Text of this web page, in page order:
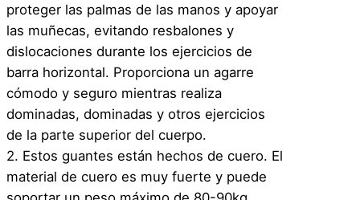
proteger las palmas de las manos y apoyar
las muñecas, evitando resbalones y
dislocaciones durante los ejercicios de
barra horizontal. Proporciona un agarre
cómodo y seguro mientras realiza
dominadas, dominadas y otros ejercicios
de la parte superior del cuerpo.
2. Estos guantes están hechos de cuero. El
material de cuero es muy fuerte y puede